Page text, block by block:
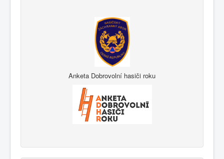
Anketa Dobrovolní hasiči roku